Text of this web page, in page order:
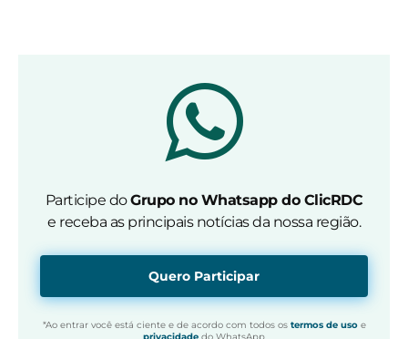
Participe doGrupo no Whatsapp do ClicRDC
e receba as principais notícias da nossa região.
Quero Participar
*Ao entrar você está ciente e de acordo com todos os termos de usoe